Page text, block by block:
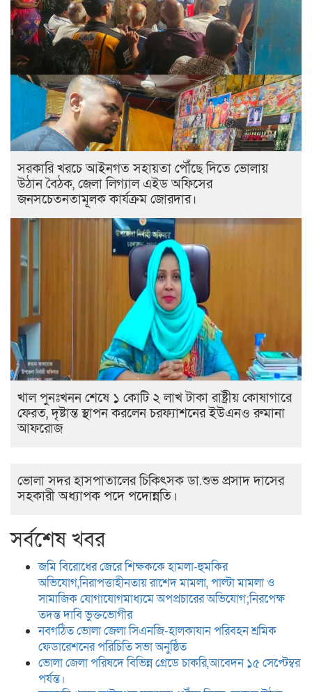
সরকারি খরচে আইনগত সহায়তা পৌঁছে দিতে ভোলায়
উঠান বৈঠক, জেলা লিগ্যাল এইড অফিসের
জনসচেতনতামূলক কার্যক্রম জোরদার।
খাল পুনঃখনন শেষে ১ কোটি ২ লাখ টাকা রাষ্ট্রীয় কোষাগারে
ফেরত, দৃষ্টান্ত স্থাপন করলেন চরফ্যাশনের ইউএনও রুমানা
আফরোজ
ভোলা সদর হাসপাতালের চিকিৎসক ডা.শুভ প্রসাদ দাসের
সহকারী অধ্যাপক পদে পদোন্নতি।
সর্বশেষ খবর
জমি বিরোধের জেরে শিক্ষককে হামলা-হুমকির
অভিযোগ,নিরাপত্তাহীনতায় রাশেদ মামলা, পাল্টা মামলা ও
সামাজিক যোগাযোগমাধ্যমে অপপ্রচারের অভিযোগ;নিরপেক্ষ
তদন্ত দাবি ভুক্তভোগীর
নবগঠিত ভোলা জেলা সিএনজি-হালকাযান পরিবহন শ্রমিক
ফেডারেশনের পরিচিতি সভা অনুষ্ঠিত
ভোলা জেলা পরিষদে বিভিন্ন গ্রেডে চাকরি,আবেদন ১৫ সেপ্টেম্বর
পর্যন্ত।